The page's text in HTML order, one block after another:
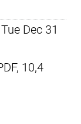
Dec 31
10,4